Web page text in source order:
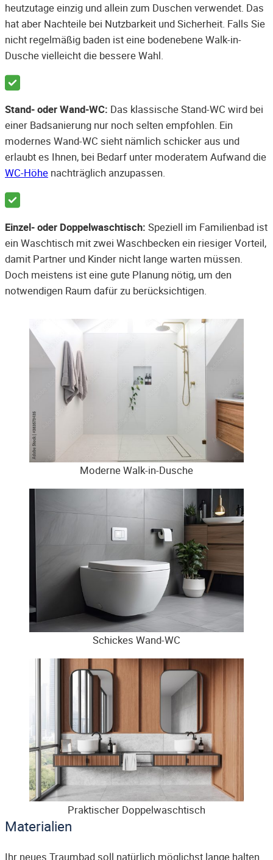
heutzutage einzig und allein zum Duschen verwendet. Das
hat aber Nachteile bei Nutzbarkeit und Sicherheit. Falls Sie
nicht regelmäßig baden ist eine bodenebene Walk-in-
Dusche vielleicht die bessere Wahl.
Stand- oder Wand-WC: Das klassische Stand-WC wird bei
einer Badsanierung nur noch selten empfohlen. Ein
modernes Wand-WC sieht nämlich schicker aus und
erlaubt es Ihnen, bei Bedarf unter moderatem Aufwand die
WC-Höhe nachträglich anzupassen.
Einzel- oder Doppelwaschtisch: Speziell im Familienbad ist
ein Waschtisch mit zwei Waschbecken ein riesiger Vorteil,
damit Partner und Kinder nicht lange warten müssen.
Doch meistens ist eine gute Planung nötig, um den
notwendigen Raum dafür zu berücksichtigen.
Moderne Walk-in-Dusche
Schickes Wand-WC
Praktischer Doppelwaschtisch
Materialien
Ihr neues Traumbad soll natürlich möglichst lange halten.